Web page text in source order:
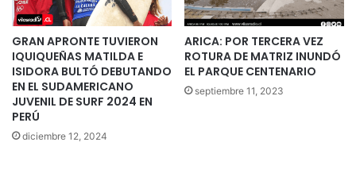
GRAN APRONTE TUVIERON
IQUIQUEÑAS MATILDA E
ISIDORA BULTÓ DEBUTANDO
EN EL SUDAMERICANO
JUVENIL DE SURF 2024 EN
PERÚ
diciembre 12, 2024
ARICA: POR TERCERA VEZ
ROTURA DE MATRIZ INUNDÓ
EL PARQUE CENTENARIO
septiembre 11, 2023